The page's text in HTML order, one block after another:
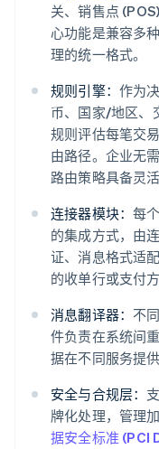
关、销售点
心功能是兼容多
理的统一格式。
规则引擎： 作为
币、国家/地区、
规则评估每笔交
由路径。企业无
路由策略具备灵活
连接器模块：每
的集成方式，由
证、消息格式适
的收单行或支付
消息翻译器： 不
件负责在系统间
据在不同服务提
安全与合规层：
牌化处理，管理
据安全标准 (PCI